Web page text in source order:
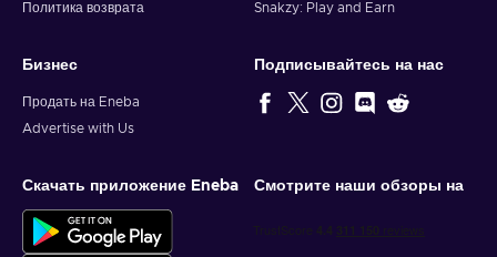
Политика возврата
Snakzy: Play and Earn
Бизнес
Продать на Eneba
Advertise with Us
Подписывайтесь на нас
Скачать приложение Eneba Смотрите наши обзоры на